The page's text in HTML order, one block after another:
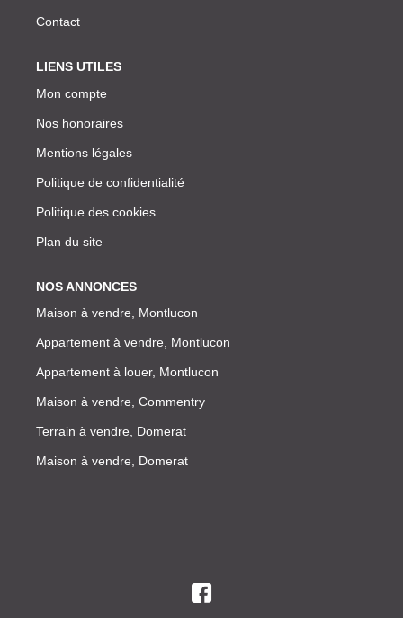
Contact
LIENS UTILES
Mon compte
Nos honoraires
Mentions légales
Politique de confidentialité
Politique des cookies
Plan du site
NOS ANNONCES
Maison à vendre, Montlucon
Appartement à vendre, Montlucon
Appartement à louer, Montlucon
Maison à vendre, Commentry
Terrain à vendre, Domerat
Maison à vendre, Domerat